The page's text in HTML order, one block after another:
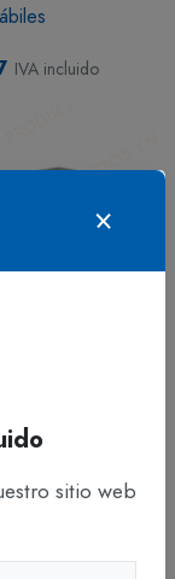
IVA incluido
Adicionales
- Disponible en
sitio web